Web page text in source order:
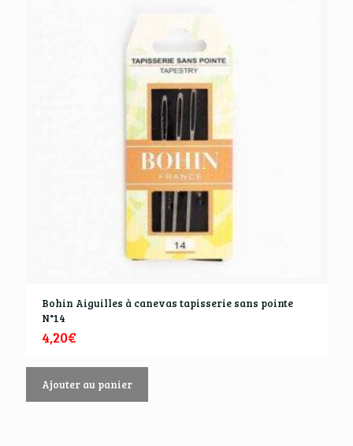
Bohin Aiguilles à canevas tapisserie sans pointe
N°14
4,20€
Ajouter au panier